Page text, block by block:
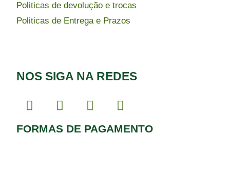
Politicas de devolução e trocas
Politicas de Entrega e Prazos
NOS SIGA NA REDES
FORMAS DE PAGAMENTO